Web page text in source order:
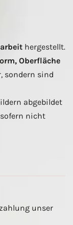
hergestellt.
Oberfläche
sondern sind
abgebildet
sofern nicht
unser